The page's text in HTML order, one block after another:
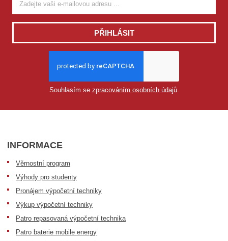
PŘIHLÁSIT
Souhlasím se zpracováním osobních údajů.
INFORMACE
Věrnostní program
Výhody pro studenty
Pronájem výpočetní techniky
Výkup výpočetní techniky
Patro repasovaná výpočetní technika
Patro baterie mobile energy